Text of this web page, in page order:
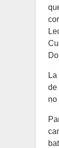
de
no